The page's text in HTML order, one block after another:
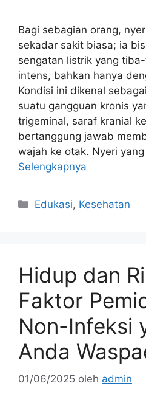
Bagi sebagian orang,
sekadar sakit biasa; ia
sengatan listrik yang
intens, bahkan hanya
Kondisi ini dikenal
suatu gangguan kronis
trigeminal, saraf kranial
bertanggung jawab
wajah ke otak. Nyeri
Selengkapnya
Kategori
Edukasi, Kesehatan
Hidup dan
Faktor
Non-Infeksi
Anda
01/06/2025 oleh admin